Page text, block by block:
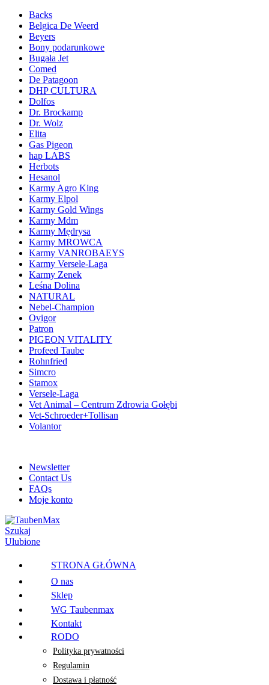
Backs
Belgica De Weerd
Beyers
Bony podarunkowe
Bugała Jet
Comed
De Patagoon
DHP CULTURA
Dolfos
Dr. Brockamp
Dr. Wolz
Elita
Gas Pigeon
hap LABS
Herbots
Hesanol
Karmy Agro King
Karmy Elpol
Karmy Gold Wings
Karmy Mdm
Karmy Mędrysa
Karmy MROWCA
Karmy VANROBAEYS
Karmy Versele-Laga
Karmy Zenek
Leśna Dolina
NATURAL
Nebel-Champion
Ovigor
Patron
PIGEON VITALITY
Profeed Taube
Rohnfried
Simcro
Stamox
Versele-Laga
Vet Animal – Centrum Zdrowia Gołębi
Vet-Schroeder+Tollisan
Volantor
Newsletter
Contact Us
FAQs
Moje konto
Szukaj
Ulubione
STRONA GŁÓWNA
O nas
Sklep
WG Taubenmax
Kontakt
RODO
Polityka prywatności
Regulamin
Dostawa i płatność